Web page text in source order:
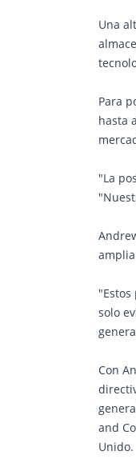
Una
Para
hasta
"La
solo
Con
and
Unido.